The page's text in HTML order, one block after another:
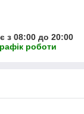
з 08:00 до 20:00
роботи